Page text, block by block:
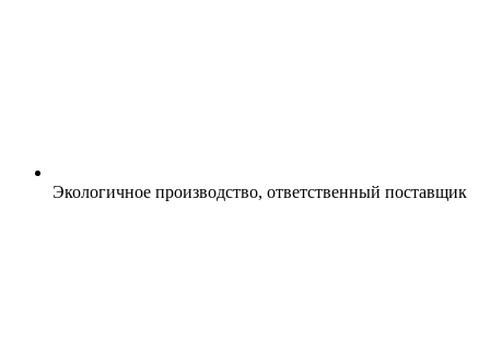
Экологичное производство, ответственный поставщик